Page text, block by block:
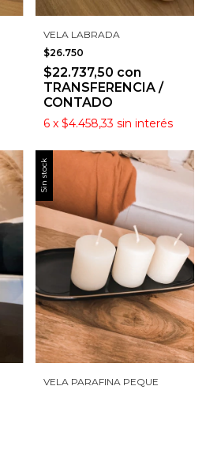
VELA LABRADA
$26.750
$22.737,50 con
TRANSFERENCIA /
CONTADO
6 x $4.458,33 sin interés
Sin stock
VELA PARAFINA PEQUE